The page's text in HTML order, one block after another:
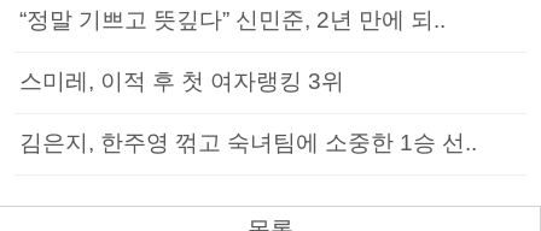
“정말 기쁘고 뜻깊다” 신민준, 2년 만에 되..
스미레, 이적 후 첫 여자랭킹 3위
김은지, 한주영 꺾고 숙녀팀에 소중한 1승 선..